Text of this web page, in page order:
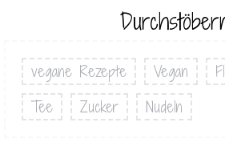
vegane Rezepte Vegan
Tee
Zucker Nudeln